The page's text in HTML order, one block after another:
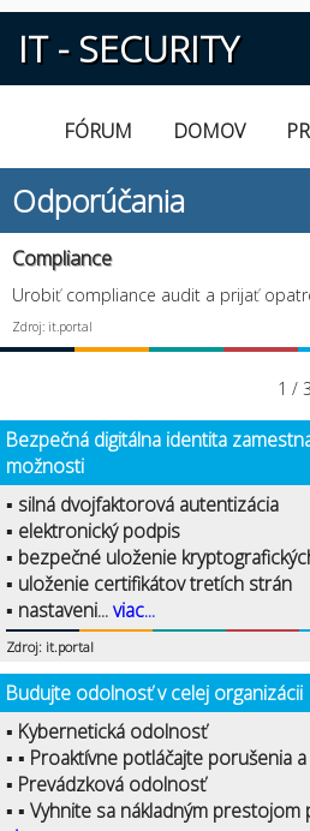
IT - SECURITY
FÓRUM DOMOV
Odporúčania
Compliance
Urobiť compliance audit a prijať
Zdroj: it.portal
1 /
Bezpečná digitálna identita
možnosti
▪ silná dvojfaktorová autentizácia
▪ elektronický podpis
▪ bezpečné uloženie
▪ uloženie certifikátov tretích strán
▪ nastaveni...viac...
Zdroj: it.portal
Budujte odolnosť v celej organizácii
▪ Kybernetická odolnosť
▪ ▪ Proaktívne potláčajte porušenia
▪ Prevádzková odolnosť
▪ ▪ Vyhnite sa nákladným